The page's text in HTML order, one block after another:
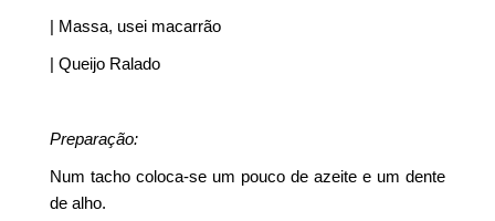
| Massa, usei macarrão
| Queijo Ralado
Preparação:
Num tacho coloca-se um pouco de azeite e um dente
de alho.